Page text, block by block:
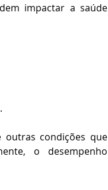
impactar a saúde
outras condições que
o desempenho